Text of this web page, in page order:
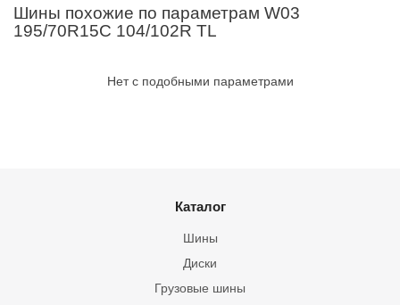
Шины похожие по параметрам W03
195/70R15C 104/102R TL
Нет с подобными параметрами
Каталог
Шины
Грузовые шины
Диски